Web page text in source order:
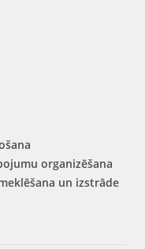
organizēšana
un izstrāde